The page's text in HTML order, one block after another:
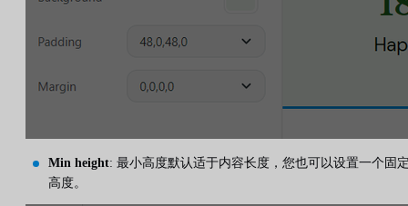
Min height: 最小高度默认适于内容长度，您也可以设置一个固
高度。